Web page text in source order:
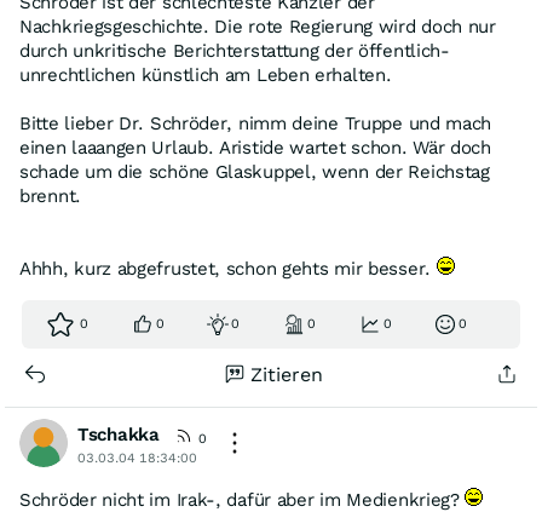
Nachkriegsgeschichte. Die rote Regierung wird doch nur
durch unkritische Berichterstattung der öffentlich-
unrechtlichen künstlich am Leben erhalten.
Bitte lieber Dr. Schröder, nimm deine Truppe und mach
einen laaangen Urlaub. Aristide wartet schon. Wär doch
schade um die schöne Glaskuppel, wenn der Reichstag
brennt.
Ahhh, kurz abgefrustet, schon gehts mir besser.
0 0 0 0 0 0
Zitieren
Tschakka
0
03.03.04 18:34:00
Schröder nicht im Irak-, dafür aber im Medienkrieg?